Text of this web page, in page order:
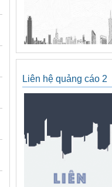
Liên hệ quảng cáo 2